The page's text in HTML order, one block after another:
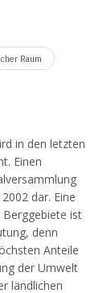
Raum
in den letzten
Einen
dar. Eine
Berggebiete ist
denn
Anteile
der Umwelt
ländlichen